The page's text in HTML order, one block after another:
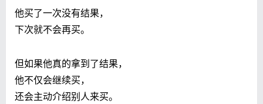
他买了一次没有结果，
下次就不会再买。
但如果他真的拿到了结果，
他不仅会继续买，
还会主动介绍别人来买。